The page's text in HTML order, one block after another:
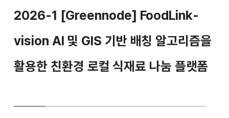
2026-1 [Greennode] FoodLink-
vision AI 및 GIS 기반 배칭 알고리즘을
활용한 친환경 로컬 식재료 나눔 플랫폼